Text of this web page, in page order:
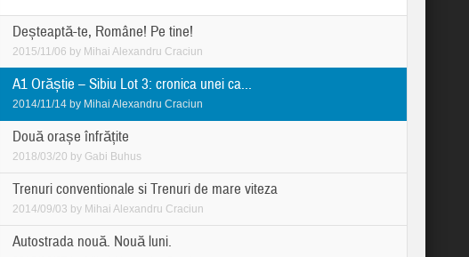
Deșteaptă-te, Române! Pe tine!
2015/11/06 by Mihai Alexandru Craciun
A1 Orăștie – Sibiu Lot 3: cronica unei ca...
2014/11/14 by Mihai Alexandru Craciun
Două orașe înfrățite
2018/03/20 by Gabi Buhus
Trenuri conventionale si Trenuri de mare viteza
2014/09/03 by Mihai Alexandru Craciun
Autostrada nouă. Nouă luni.